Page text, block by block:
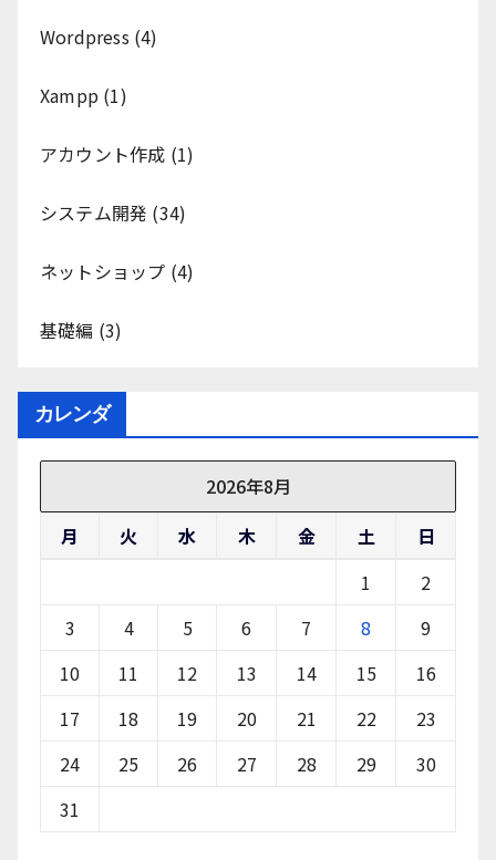
Wordpress (4)
Xampp (1)
アカウント作成 (1)
システム開発 (34)
ネットショップ (4)
基礎編 (3)
カレンダ
2026年8月
月
火 水 木 金 土
日
1
2
3
4 5 6 7 8
9
10
11 12 13 14 15
16
17
18 19 20 21 22
23
24
25 26 27 28 29
30
31